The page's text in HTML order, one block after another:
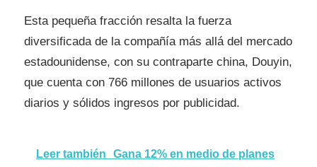
Esta pequeña fracción resalta la fuerza
diversificada de la compañía más allá del mercado
estadounidense, con su contraparte china, Douyin,
que cuenta con 766 millones de usuarios activos
diarios y sólidos ingresos por publicidad.
Leer también
Gana 12% en medio de planes